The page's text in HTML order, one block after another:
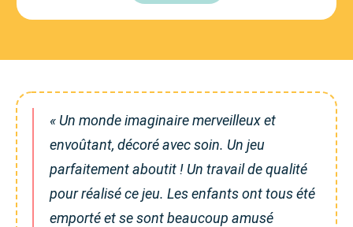
« Un monde imaginaire merveilleux et
envoûtant, décoré avec soin. Un jeu
parfaitement aboutit ! Un travail de qualité
pour réalisé ce jeu. Les enfants ont tous été
emporté et se sont beaucoup amusé